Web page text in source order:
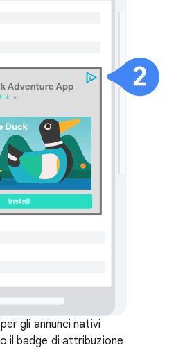
gli annunci nativi
il badge di attribuzione